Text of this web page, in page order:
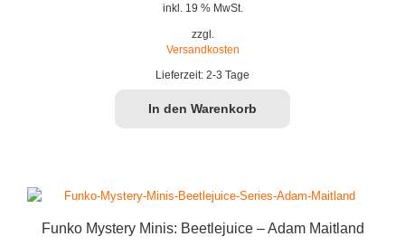
inkl. 19 % MwSt.
zzgl.
Versandkosten
Lieferzeit: 2-3 Tage
In den Warenkorb
Funko Mystery Minis: Beetlejuice – Adam Maitland